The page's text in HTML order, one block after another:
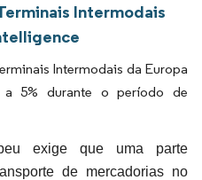
Intermodais
Intermodais da Europa
a 5% durante o período de
exige que uma parte
de mercadorias no